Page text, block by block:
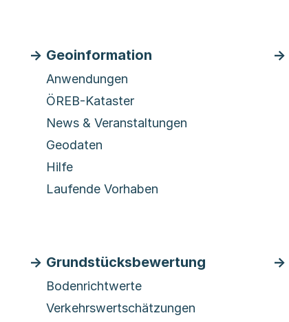
Geoinformation
Anwendungen
ÖREB-Kataster
News & Veranstaltungen
Geodaten
Hilfe
Laufende Vorhaben
Grundstücksbewertung
Bodenrichtwerte
Verkehrswertschätzungen